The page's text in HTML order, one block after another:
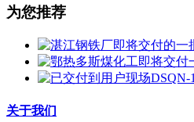
为您推荐
关于我们